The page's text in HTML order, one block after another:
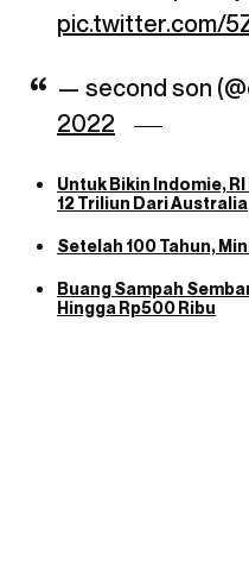
pic.twitter.com/
— second son
2022
Untuk Bikin Indomie,
12 Triliun Dari Australia
Setelah 100 Tahun,
Buang Sampah
Hingga Rp500 Ribu